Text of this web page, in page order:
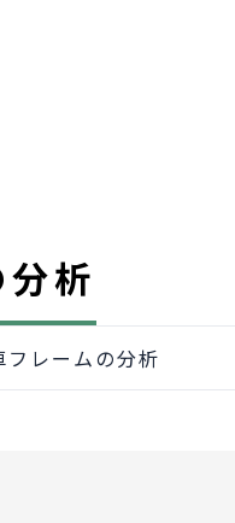
析
フレームの分析